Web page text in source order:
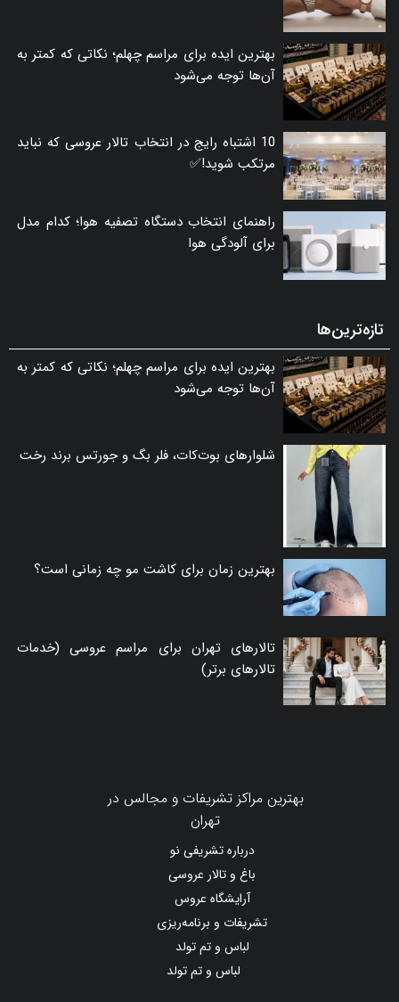
بهترین ایده برای مراسم چهلم؛ نکاتی که کمتر به
آن‌ها توجه می‌شود
10 اشتباه رایج در انتخاب تالار عروسی که نباید
مرتکب شوید!✅
راهنمای انتخاب دستگاه تصفیه هوا؛ کدام مدل
برای آلودگی هوا
تازه‌ترین‌ها
بهترین ایده برای مراسم چهلم؛ نکاتی که کمتر به
آن‌ها توجه می‌شود
شلوارهای بوت‌کات، فلر بگ و جورتس برند رخت
بهترین زمان برای کاشت مو چه زمانی است؟
تالارهای تهران برای مراسم عروسی (خدمات
تالارهای برتر)
بهترین مراکز تشریفات و مجالس در
تهران
درباره تشریفی نو
باغ و تالار عروسی
آرایشگاه عروس
تشریفات و برنامه‌ریزی
لباس و تم تولد
لباس و تم تولد